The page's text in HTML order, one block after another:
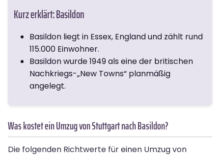
Kurz erklärt: Basildon
Basildon liegt in Essex, England und zählt rund
115.000 Einwohner.
Basildon wurde 1949 als eine der britischen
Nachkriegs-„New Towns“ planmäßig
angelegt.
Was kostet ein Umzug von Stuttgart nach Basildon?
Die folgenden Richtwerte für einen Umzug von